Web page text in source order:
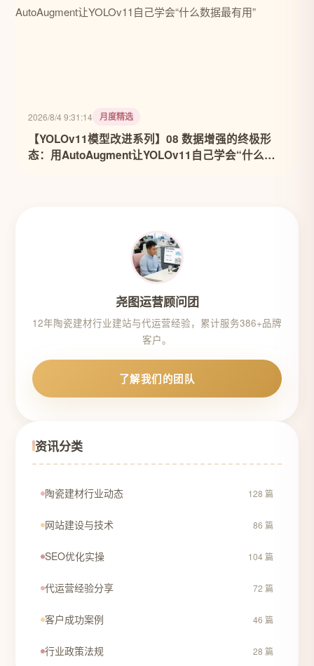
2026/8/4 9:31:14 月度精选
【YOLOv11模型改进系列】08 数据增强的终极形
态：用AutoAugment让YOLOv11自己学会“什么数
尧图运营顾问团
12年陶瓷建材行业建站与代运营经验，累计服务386+品牌
客户。
了解我们的团队
资讯分类
陶瓷建材行业动态 128 篇
网站建设与技术 86 篇
SEO优化实操 104 篇
代运营经验分享 72 篇
客户成功案例 46 篇
行业政策法规 28 篇